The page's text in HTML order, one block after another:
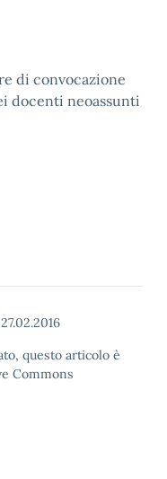
di convocazione
docenti neoassunti
27.02.2016
questo articolo è
Commons